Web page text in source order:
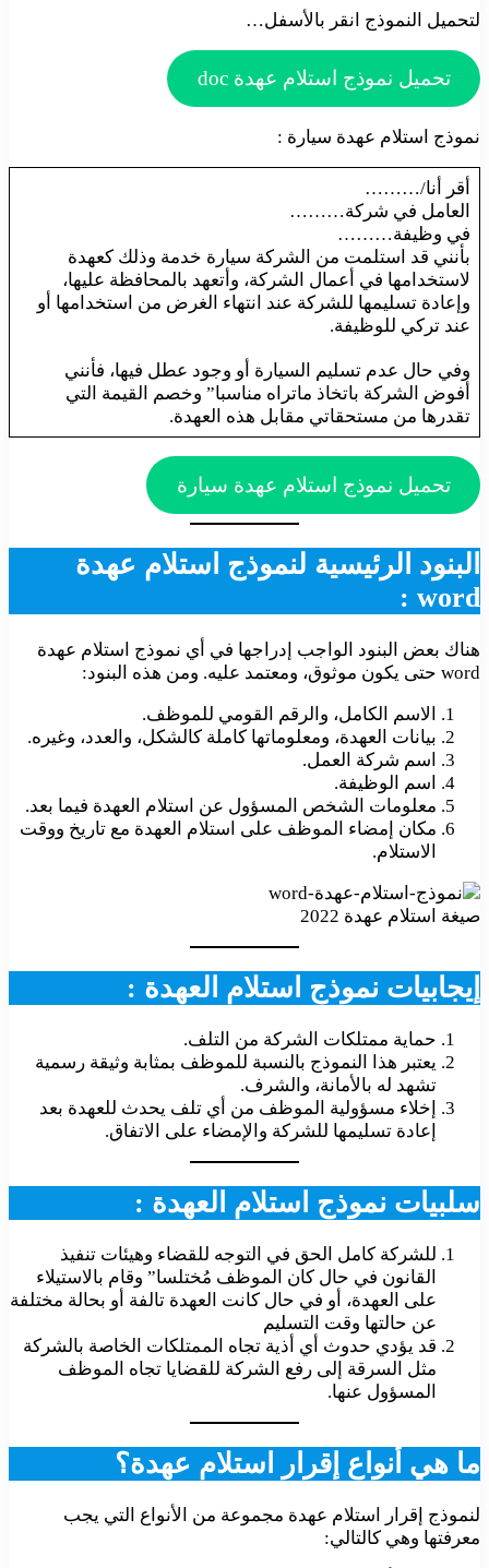
لتحميل النموذج انقر بالأسفل…
تحميل نموذج استلام عهدة doc
نموذج استلام عهدة سيارة :
أقر أنا/………
العامل في شركة………
في وظيفة………
بأنني قد استلمت من الشركة سيارة خدمة وذلك كعهدة
لاستخدامها في أعمال الشركة، وأتعهد بالمحافظة عليها،
وإعادة تسليمها للشركة عند انتهاء الغرض من استخدامها أو
عند تركي للوظيفة.
وفي حال عدم تسليم السيارة أو وجود عطل فيها، فأنني
أفوض الشركة باتخاذ ماتراه مناسبا” وخصم القيمة التي
تقدرها من مستحقاتي مقابل هذه العهدة.
تحميل نموذج استلام عهدة سيارة
البنود الرئيسية لنموذج استلام عهدة
word :
هناك بعض البنود الواجب إدراجها في أي نموذج استلام عهدة
word حتى يكون موثوق، ومعتمد عليه. ومن هذه البنود:
الاسم الكامل، والرقم القومي للموظف.
بيانات العهدة، ومعلوماتها كاملة كالشكل، والعدد، وغيره.
اسم شركة العمل.
اسم الوظيفة.
معلومات الشخص المسؤول عن استلام العهدة فيما بعد.
مكان إمضاء الموظف على استلام العهدة مع تاريخ ووقت
الاستلام.
صيغة استلام عهدة 2022
إيجابيات نموذج استلام العهدة :
حماية ممتلكات الشركة من التلف.
يعتبر هذا النموذج بالنسبة للموظف بمثابة وثيقة رسمية
تشهد له بالأمانة، والشرف.
إخلاء مسؤولية الموظف من أي تلف يحدث للعهدة بعد
إعادة تسليمها للشركة والإمضاء على الاتفاق.
سلبيات نموذج استلام العهدة :
للشركة كامل الحق في التوجه للقضاء وهيئات تنفيذ
القانون في حال كان الموظف مُختلسا” وقام بالاستيلاء
على العهدة، أو في حال كانت العهدة تالفة أو بحالة مختلفة
عن حالتها وقت التسليم
قد يؤدي حدوث أي أذية تجاه الممتلكات الخاصة بالشركة
مثل السرقة إلى رفع الشركة للقضايا تجاه الموظف
المسؤول عنها.
ما هي أنواع إقرار استلام عهدة؟
لنموذج إقرار استلام عهدة مجموعة من الأنواع التي يجب
معرفتها وهي كالتالي: